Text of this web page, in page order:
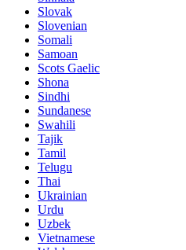
Slovak
Slovenian
Somali
Samoan
Scots Gaelic
Shona
Sindhi
Sundanese
Swahili
Tajik
Tamil
Telugu
Thai
Ukrainian
Urdu
Uzbek
Vietnamese